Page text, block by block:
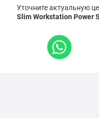
Уточните актуальную
Slim Workstation Power